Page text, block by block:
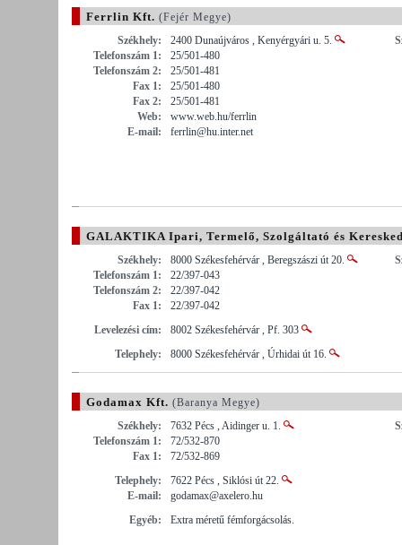
Ferrlin Kft. (Fejér Megye)
Székhely:
2400 Dunaújváros , Kenyérgyári u. 5.
Telefonszám 1:
25/501-480
Telefonszám 2:
25/501-481
Fax 1:
25/501-480
Fax 2:
25/501-481
Web:
www.web.hu/ferrlin
E-mail:
ferrlin@hu.inter.net
GALAKTIKA Ipari, Termelő, Szolgáltató és
Székhely:
8000 Székesfehérvár , Beregszászi út 20.
Telefonszám 1:
22/397-043
Telefonszám 2:
22/397-042
Fax 1:
22/397-042
Levelezési cím:
8002 Székesfehérvár , Pf. 303
Telephely:
8000 Székesfehérvár , Úrhidai út 16.
Godamax Kft. (Baranya Megye)
Székhely:
7632 Pécs , Aidinger u. 1.
Telefonszám 1:
72/532-870
Fax 1:
72/532-869
Telephely:
7622 Pécs , Siklósi út 22.
E-mail:
godamax@axelero.hu
Egyéb:
Extra méretű fémforgácsolás.